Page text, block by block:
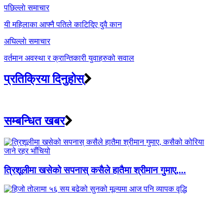
Post
navigation
पछिल्लाे समाचार
यी महिलाका आफ्नै पतिले काटिदिए दुवै कान
अघिल्लाे समाचार
वर्तमान अवस्था र क्रान्तिकारी युवाहरुको सवाल
प्रतिक्रिया दिनुहोस्
सम्बन्धित खबर
त्रिशूलीमा खसेको सपनास् कसैले हातैमा श्रीमान गुमाए,...